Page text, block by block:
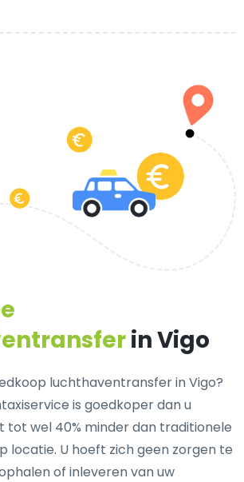
in Vigo
luchthaventransfer in Vigo?
is goedkoper dan u
tot wel 40% minder dan traditionele
locatie. U hoeft zich geen zorgen te
of inleveren van uw